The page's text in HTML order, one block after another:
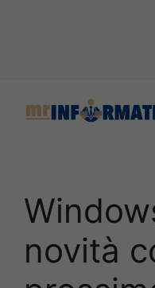
novità